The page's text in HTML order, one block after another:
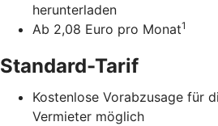
herunterladen
Ab 2,08 Euro pro Monat1
Standard-Tarif
Kostenlose Vorabzusage für
Vermieter möglich